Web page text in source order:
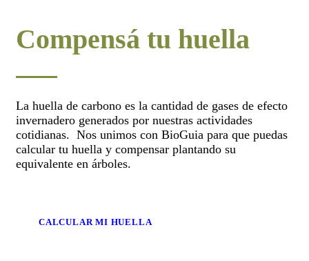
Compensá tu huella
La huella de carbono es la cantidad de gases de efecto
invernadero generados por nuestras actividades
cotidianas. Nos unimos con BioGuia para que puedas
calcular tu huella y compensar plantando su
equivalente en árboles.
CALCULAR MI HUELLA